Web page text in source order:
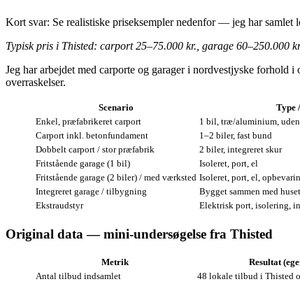
Kort svar: Se realistiske priseksempler nedenfor — jeg har
Typisk pris i Thisted: carport 25–75.000 kr., garage 60–250.000
Jeg har arbejdet med carporte og garager i nordvestjyske forhold
overraskelser.
Scenario Type
Enkel, præfabrikeret carport
1 bil, træ/aluminium,
Carport inkl. betonfundament
1–2 biler, fast bund
Dobbelt carport / stor præfabrik
2 biler, integreret skur
Fritstående garage (1 bil)
Isoleret, port, el
Fritstående garage (2 biler) / med værksted Isoleret, port, el,
Integreret garage / tilbygning
Bygget sammen med
Ekstraudstyr
Elektrisk port, isolering,
Original data — mini‑undersøgelse fra Thisted
Metrik
Resultat
Antal tilbud indsamlet
48 lokale tilbud i Thisted